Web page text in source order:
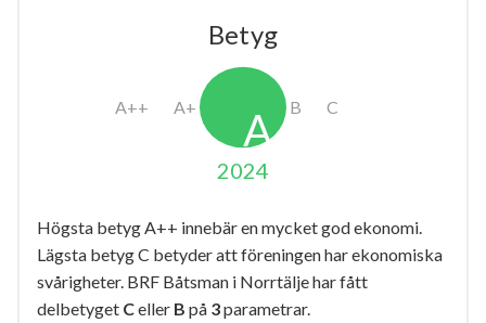
Betyg
2024
Högsta betyg A++ innebär en mycket god ekonomi.
Lägsta betyg C betyder att föreningen har ekonomiska
svårigheter. BRF Båtsman i Norrtälje har fått
delbetyget Celler B på 3parametrar.